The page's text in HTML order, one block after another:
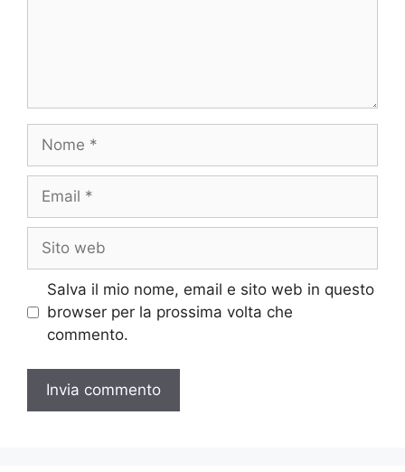
web
Salva il mio nome, email e sito web in questo
browser per la prossima volta che
commento.